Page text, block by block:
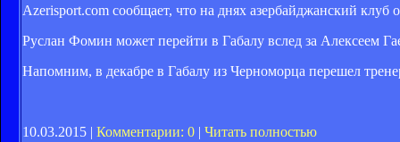
Azerisport.com сообщает, что на днях азербайджанский
Руслан Фомин может перейти в Габалу вслед за Алексеем
Напомним, в декабре в Габалу из Черноморца перешел
10.03.2015 | Комментарии: 0 | Читать полностью